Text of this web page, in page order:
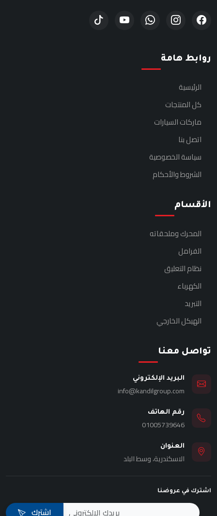
روابط هامة
الرئيسية
كل المنتجات
ماركات السيارات
اتصل بنا
سياسة الخصوصية
الشروط والأحكام
الأقسام
المحرك وملحقاته
الفرامل
نظام التعليق
الكهرباء
التبريد
الهيكل الخارجي
تواصل معنا
البريد الإلكتروني
info@kandilgroup.com
رقم الهاتف
01005739646
العنوان
الاسكندرية، وسط البلد
اشترك في عروضنا
اشترك